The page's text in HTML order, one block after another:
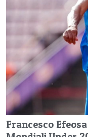
Francesco